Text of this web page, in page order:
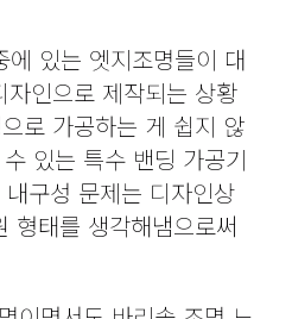
에 있는 엣지조명들이 대
인으로 제작되는 상황
로 가공하는 게 쉽지 않
있는 특수 밴딩 가공기
구성 문제는 디자인상
형태를 생각해냄으로써